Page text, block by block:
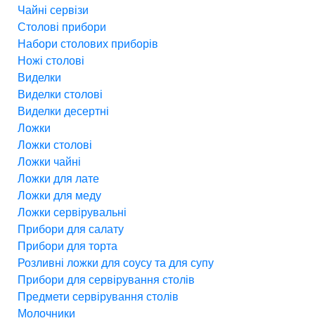
Чайні сервізи
Столові прибори
Набори столових приборів
Ножі столові
Виделки
Виделки столові
Виделки десертні
Ложки
Ложки столові
Ложки чайні
Ложки для лате
Ложки для меду
Ложки сервірувальні
Прибори для салату
Прибори для торта
Розливні ложки для соусу та для супу
Прибори для сервірування столів
Предмети сервірування столів
Молочники